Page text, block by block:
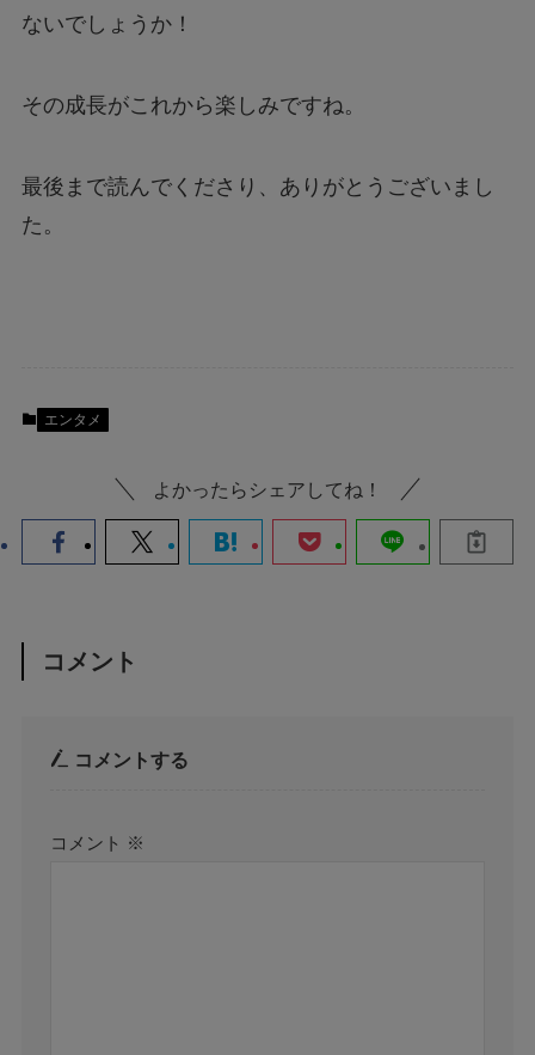
ないでしょうか！
その成長がこれから楽しみですね。
最後まで読んでくださり、ありがとうございまし
た。
エンタメ
よかったらシェアしてね！
コメント
コメントする
コメント ※